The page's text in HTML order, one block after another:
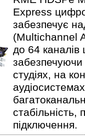
Express
забезпечує
(Multichannel
до 64
забезпечуючи
студіях, на
підключення.